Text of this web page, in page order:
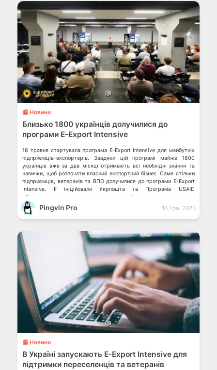
💬
📰 Новини
Близько 1800 українців долучилися до
програми E-Export Intensive
18 травня стартувала програма E-Export Intensive для майбутніх
підприємців-експортерів. Завдяки цій програмі майже 1800
українців вже за два місяці отримають всі необхідні знання та
навички, щоб розпочати власний експортний бізнес. Саме стільки
підприємців, ветеранів та ВПО долучилися до програми E-Export
Intensive. Її ініційовали Укрпошта та Програма USAID
«Конкурентоспроможна економіка України» спільно з
Міністерством економіки України, […]
Pingvin Pro 18 Тра, 2023
💬
📰 Новини
В Україні запускають E-Export Intensive для
підтримки переселенців та ветеранів